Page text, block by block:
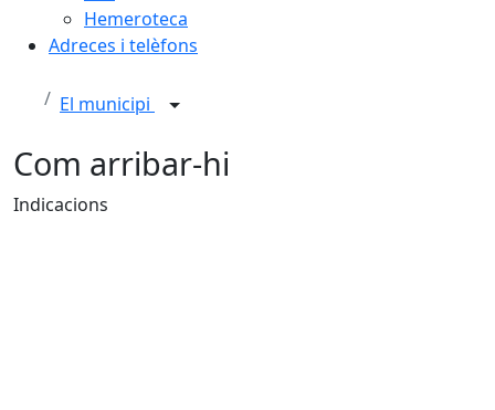
Hemeroteca
Adreces i telèfons
El municipi
Com arribar-hi
Indicacions